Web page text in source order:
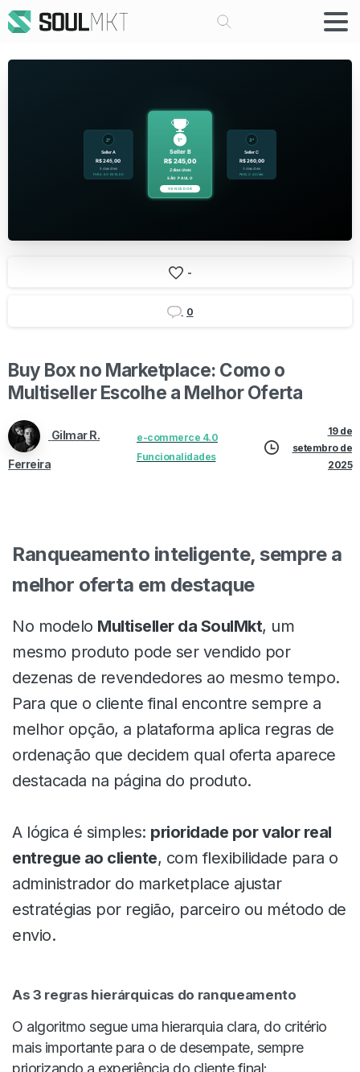
Buscar
-
0
Buy Box no Marketplace: Como o
Multiseller Escolhe a Melhor Oferta
Gilmar R.
Ferreira
e-commerce 4.0
Funcionalidades
19 de
setembro de
2025
Ranqueamento inteligente, sempre a
melhor oferta em destaque
No modelo Multiseller da SoulMkt, um
mesmo produto pode ser vendido por
dezenas de revendedores ao mesmo tempo.
Para que o cliente final encontre sempre a
melhor opção, a plataforma aplica regras de
ordenação que decidem qual oferta aparece
destacada na página do produto.
A lógica é simples: prioridade por valor real
entregue ao cliente, com flexibilidade para o
administrador do marketplace ajustar
estratégias por região, parceiro ou método de
envio.
As 3 regras hierárquicas do ranqueamento
O algoritmo segue uma hierarquia clara, do critério
mais importante para o de desempate, sempre
priorizando a experiência do cliente final: